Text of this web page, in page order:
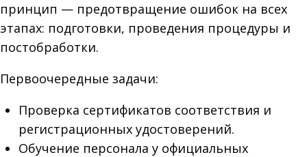
принцип — предотвращение ошибок на всех
этапах: подготовки, проведения процедуры и
постобработки.
Первоочередные задачи:
Проверка сертификатов соответствия и
регистрационных удостоверений.
Обучение персонала у официальных